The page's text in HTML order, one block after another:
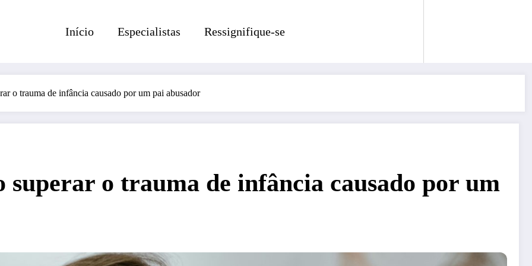
Início Especialistas Ressignifique-se
o trauma de infância causado por um pai abusador
o trauma de infância causado por um